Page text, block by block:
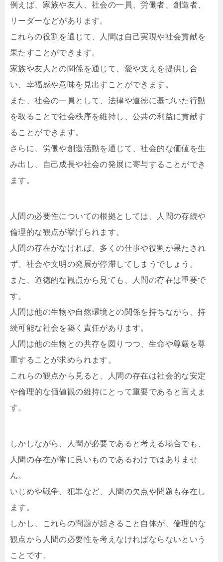
例えば、家族や友人、社会の一員、労働者、創造者、
リーダーなどがあります。
これらの役割を通じて、人間は自己実現や社会貢献を
果たすことができます。
家族や友人との関係を通じて、愛や支えを提供し合
い、幸福感や意味を見出すことができます。
また、社会の一員として、法律や道徳に基づいた行動
を取ることで社会秩序を維持し、公共の利益に貢献す
ることができます。
さらに、労働や創造活動を通じて、社会的な価値を生
み出し、自己成長や社会の発展に寄与することができ
ます。
人間の必要性についての根拠としては、人間の存続や
倫理的な観点が挙げられます。
人間の存在がなければ、多くの仕事や役割が果たされ
ず、社会や文明の発展が停滞してしまうでしょう。
また、道徳的な観点から見ても、人間の存在は重要で
す。
人間は他の生物や自然環境との関係を持ちながら、持
続可能な社会を築く責任があります。
人間は他の生物との共存を図りつつ、生命や尊厳を尊
重することが求められます。
これらの観点から見ると、人間の存在は社会的な安定
や倫理的な価値観の維持にとって重要であると言えま
す。
しかしながら、人間が必要であると考える場合でも、
人間の存在が常に良いものであるわけではありませ
ん。
いじめや戦争、犯罪など、人間の欠点や問題も存在し
ます。
しかし、これらの問題が起きること自体が、倫理的な
観点から人間の必要性を考えなければならないという
ことです。